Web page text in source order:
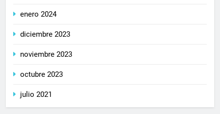
enero 2024
diciembre 2023
noviembre 2023
octubre 2023
julio 2021